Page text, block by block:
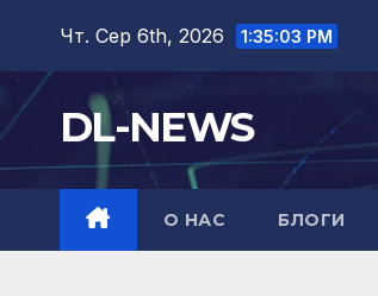
вмісту
Чт. Сер 6th, 2026 1:35:05 PM
DL-NEWS
О НАС БЛОГИ